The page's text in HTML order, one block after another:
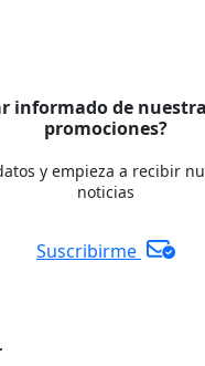
informado de
promociones?
y empieza a recibir
noticias
Suscribirme